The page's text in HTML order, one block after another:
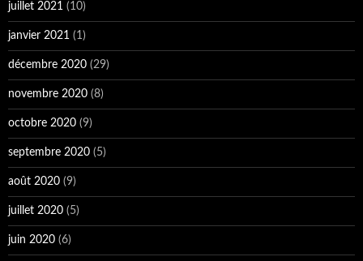
juillet 2021 (10)
janvier 2021 (1)
décembre 2020 (29)
novembre 2020 (8)
octobre 2020 (9)
septembre 2020 (5)
août 2020 (9)
juillet 2020 (5)
juin 2020 (6)